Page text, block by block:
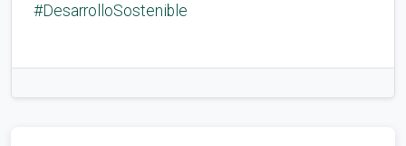
#DesarrolloSostenible